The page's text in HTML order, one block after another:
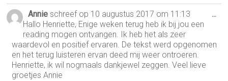
Annie schreef op 10 augustus 2017 om 11:13
Hallo Henriette, Enige weken terug heb ik bij jou een
reading mogen ontvangen. Ik heb het als zeer
waardevol en positief ervaren. De tekst werd opgenomen
en het terug luisteren ervan deed mij weer ontroeren.
Henriette, ik wil nogmaals dankjewel zeggen. Veel lieve
groetjes Annie
...